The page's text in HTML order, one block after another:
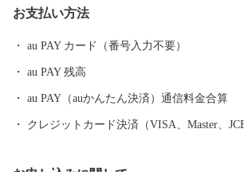
質な肉質が特徴で多くのブランド豚が確立さ
イモや地下深くからくみ上げられた清らかな
れ、全国の愛飲家に愛されています。市内４
す、吟味を重ねた味わい深い個性的な焼酎は
お支払い方法
au PAY カード（番号入力不要）
au PAY 残高
au PAY（auかんたん決済）通信料金合算
クレジットカード決済（VISA、Master、